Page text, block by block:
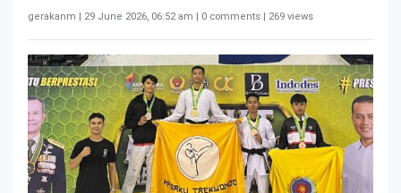
gerakanm | 29 June 2026, 06:52 am | 0 comments | 269 views